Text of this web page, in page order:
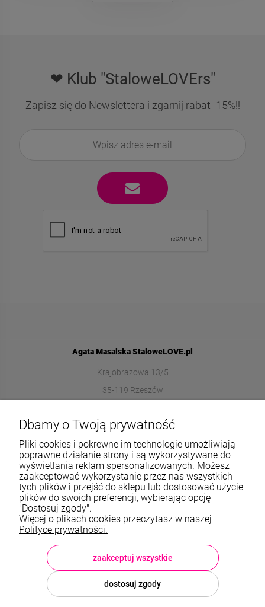
❤ Klub "StaloweLOVErs"
Zapisz się do Newslettera i zgarnij rabat -15%!!
Agata Masalska StaloweLOVE.pl
Krajobrazowa 13/5
35-119 Rzeszów
572989669
Informacje
O nas
TWOJE KONTO
Sklep: StaloweLOVE, Krajobrazowa 13/5, 35-119 Rzeszów, woj.
podkarpackie, NIP: 8133612433, tel.:572 989 669
sklep@stalowelove.com.pl
Dbamy o Twoją prywatność
Pliki cookies i pokrewne im technologie umożliwiają
poprawne działanie strony i są wykorzystywane do
wyświetlania reklam spersonalizowanych. Możesz
zaakceptować wykorzystanie przez nas wszystkich
tych plików i przejść do sklepu lub dostosować użycie
plików do swoich preferencji, wybierając opcję
"Dostosuj zgody".
Więcej o plikach cookies przeczytasz w naszej
Polityce prywatności.
dostosuj zgody
zaakceptuj wszystkie